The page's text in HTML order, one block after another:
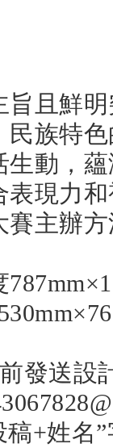
旨且鮮
民族特
生動，
現力
賽主辦
發送設
+姓名